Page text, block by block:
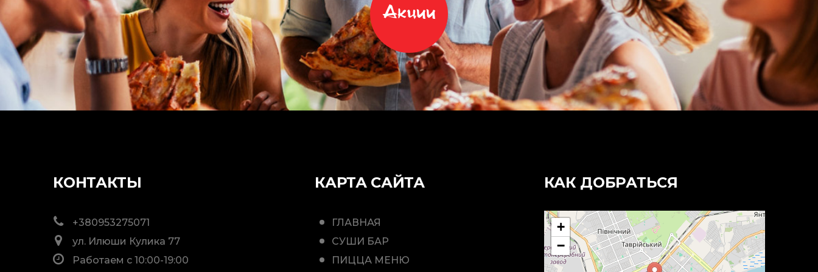
Акции
КОНТАКТЫ
+380953275071
ул. Илюши Кулика 77
Работаем с 10:00-19:00
КАРТА САЙТА
ГЛАВНАЯ
СУШИ БАР
ПИЦЦА МЕНЮ
КАК ДОБРАТЬСЯ
+
−